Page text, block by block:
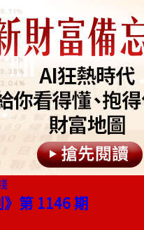
》第 1146 期